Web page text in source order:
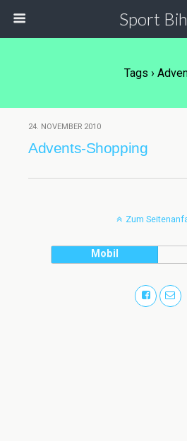
Sport
Tags ›
24. NOVEMBER 2010
Advents-Shopping
Zum
Mobil